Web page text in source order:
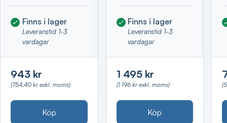
Finns i lager
Leveranstid 1-3
vardagar
943 kr
(754,40 kr exkl. moms)
Köp
Finns i lager
Leveranstid 1-3
vardagar
1 495 kr
(1 196 kr exkl. moms)
Köp